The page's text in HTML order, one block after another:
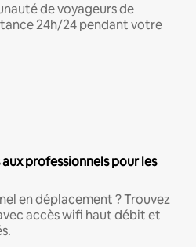
de voyageurs de
24h/24 pendant votre
professionnels pour les
en déplacement ? Trouvez
accès wifi haut débit et